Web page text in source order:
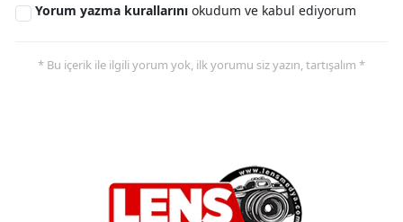
Yorum yazma kurallarını okudum ve kabul ediyorum
* Bu içerik ile ilgili yorum yok, ilk yorumu siz yazın, tartışalım *